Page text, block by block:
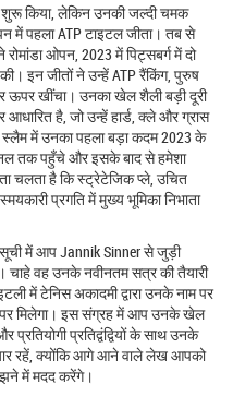
किया, लेकिन उनकी जल्दी चमक
पहला ATP टाइटल जीता। तब से
ओपन, 2023 में पिट्सबर्ग में दो
इन जीतों ने उन्हेंATP रैंकिंग, पुरुष
ऊपर खींचा। उनका खेल शैली बड़ी दूरी
है, जो उन्हें हार्ड, क्ले और ग्रास
स्लैम में उनका पहला बड़ा कदम 2023 के
तक पहुँचे और इसके बाद से हमेशा
चलता है किस्ट्रेटेजिक प्ले, उचित
प्रगति में मुख्य भूमिका निभाता
में आप Jannik Sinner से जुड़ी
चाहे वह उनके नवीनतम सत्र की तैयारी
में टेनिस अकादमी द्वारा उनके नाम पर
मिलेगा। इस संग्रह में आप उनके खेल
प्रतिद्वंद्वियों के साथ उनके
रहें, क्योंकि आगे आने वाले लेख आपको
में मदद करेंगे।